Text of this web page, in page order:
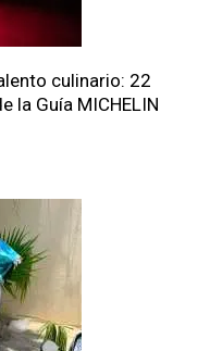
culinario: 22
la Guía MICHELIN